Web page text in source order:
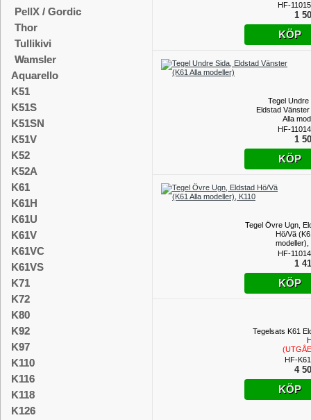
PellX / Gordic
Thor
Tullikivi
Wamsler
Aquarello
K51
K51S
K51SN
K51V
K52
K52A
K61
K61H
K61U
K61V
K61VC
K61VS
K71
K72
K80
K92
K97
K110
K116
K118
K126
HF-
1
KÖP
Tegel Undre
Eldstad Vänster
Alla
HF-
1
KÖP
Tegel Övre Ugn,
Hö/Vä
modeller),
HF-
1
KÖP
Tegelsats K61
HF-
4
KÖP